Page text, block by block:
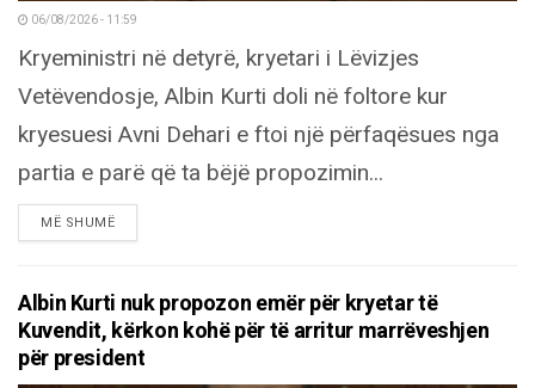
06/08/2026 - 11:59
Kryeministri në detyrë, kryetari i Lëvizjes
Vetëvendosje, Albin Kurti doli në foltore kur
kryesuesi Avni Dehari e ftoi një përfaqësues nga
partia e parë që ta bëjë propozimin...
MË SHUMËDETAILS
Albin Kurti nuk propozon emër për kryetar të
Kuvendit, kërkon kohë për të arritur marrëveshjen
për president